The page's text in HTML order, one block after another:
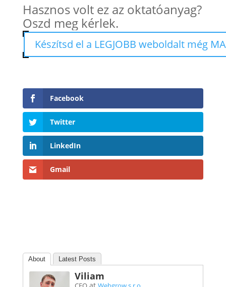
Hasznos volt ez az oktatóanyag?
Oszd meg kérlek.
Készítsd el a LEGJOBB weboldalt még
Facebook
Twitter
LinkedIn
Gmail
About Latest Posts
Viliam